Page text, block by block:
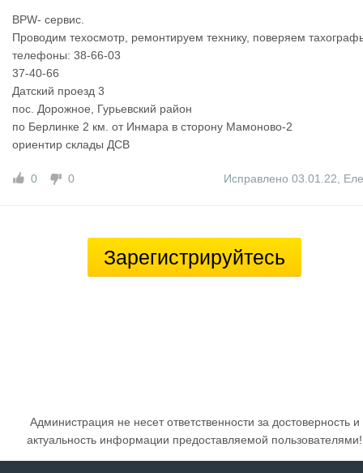
BPW- сервис.
Проводим техосмотр, ремонтируем технику, поверяем
телефоны: 38-66-03
37-40-66
Датский проезд 3
пос. Дорожное, Гурьевский район
по Берлинке 2 км. от Инмара в сторону Мамоново-2
ориентир склады ДСВ
0 0 Исправлено 03.01.22
Зарегистрируйтесь
Администрация не несет ответственности за достоверность и
актуальность информации предоставляемой пользователями!